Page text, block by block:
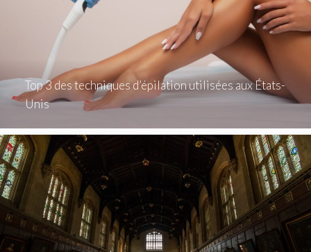
Top 3 des techniques d’épilation utilisées aux États-
Unis